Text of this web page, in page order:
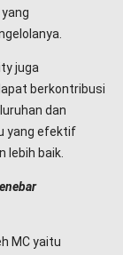
juga
berkontribusi
dan
yang efektif
lebih baik.
MC yaitu